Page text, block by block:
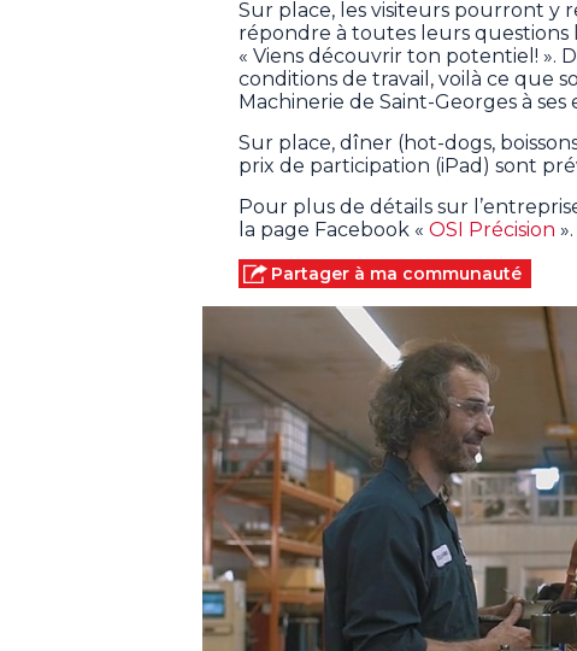
Sur place, les visiteurs pourront
répondre à toutes leurs
« Viens découvrir ton potentiel! ».
conditions de travail, voilà ce que
Machinerie de Saint-Georges à ses
Sur place, dîner (hot-dogs,
prix de participation (iPad) sont
Pour plus de détails sur
la page Facebook « OSI Précision ».
Partager à ma communauté